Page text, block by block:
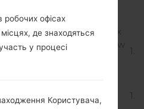
Android 6.0.x
Marshmallow
Nougat
робочих офісах
де знаходяться
у процесі
Користувача,